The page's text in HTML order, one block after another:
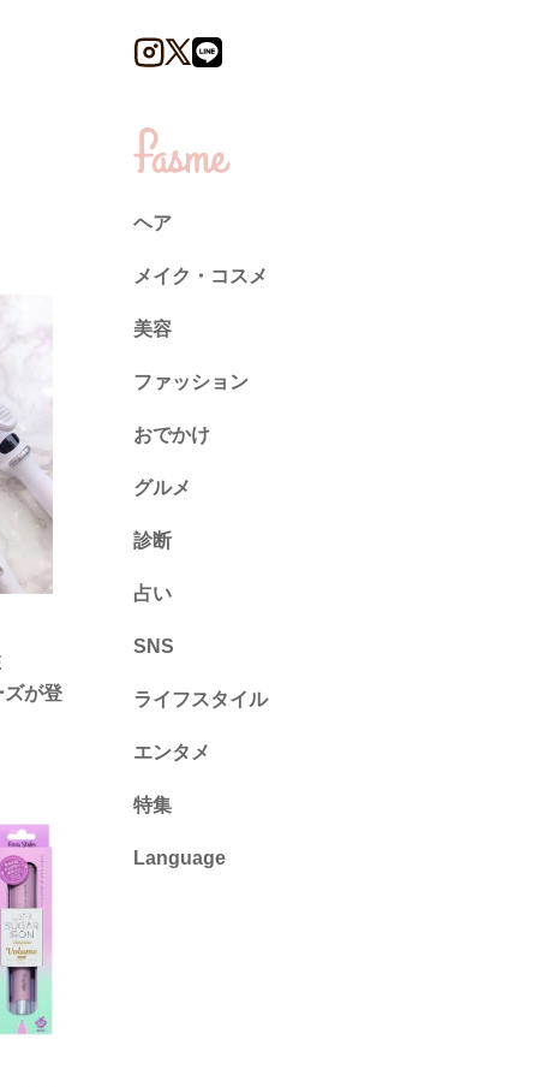
ズが登
ヘア
メイク・コスメ
美容
ファッション
トレンド
ネイル
おでかけ
グルメ
診断
診断
占い
心理テスト
SNS
ライフスタイル
推し活
カルチャー・暮らし
エンタメ
特集
Language